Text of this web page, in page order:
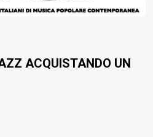
ACQUISTANDO UN